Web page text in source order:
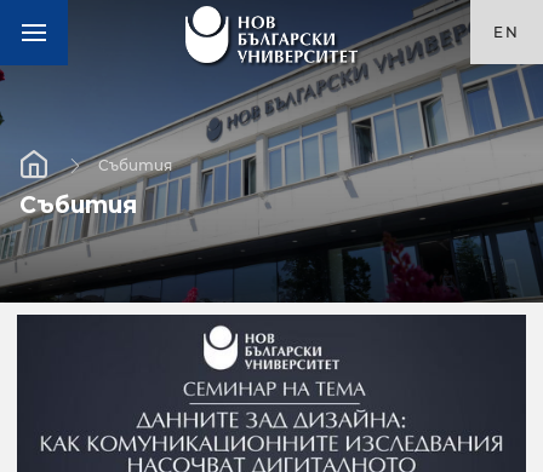
EN
Събития
Събития